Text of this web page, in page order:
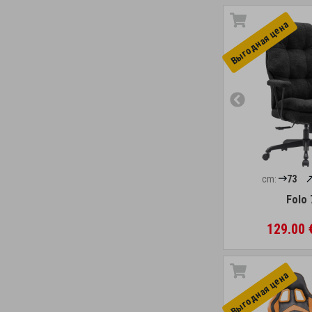
Выгоднaя цена
cm: 73
Folo
129.00
Выгоднaя цена